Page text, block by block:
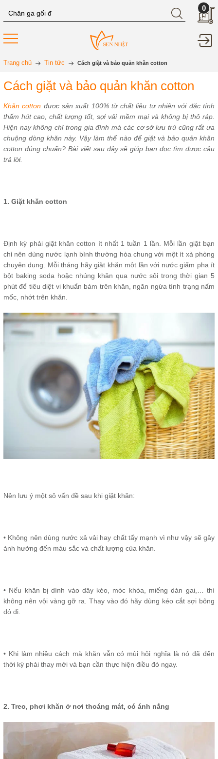
0
Trang chủ Tin tức Cách giặt và bảo quản khăn cotton
Cách giặt và bảo quản khăn cotton
Khăn cotton được sản xuất 100% từ chất liệu tự nhiên với đặc tính
thấm hút cao, chất lượng tốt, sợi vải mềm mại và không bị thô ráp.
Hiện nay không chỉ trong gia đình mà các cơ sở lưu trú cũng rất ưa
chuộng dòng khăn này. Vậy làm thế nào để giặt và bảo quản khăn
cotton đúng chuẩn? Bài viết sau đây sẽ giúp bạn đọc tìm được câu
trả lời.
1. Giặt khăn cotton
Định kỳ phải giặt khăn cotton ít nhất 1 tuần 1 lần. Mỗi lần giặt bạn
chỉ nên dùng nước lạnh bình thường hòa chung với một ít xà phòng
chuyên dụng. Mỗi tháng hãy giặt khăn một lần với nước giấm pha ít
bột baking soda hoặc nhúng khăn qua nước sôi trong thời gian 5
phút để tiêu diệt vi khuẩn bám trên khăn, ngăn ngừa tình trạng nấm
mốc, nhớt trên khăn.
Nên lưu ý một sô vấn đề sau khi giặt khăn:
• Không nên dùng nước xả vải hay chất tẩy mạnh vì như vậy sẽ gây
ảnh hưởng đến màu sắc và chất lượng của khăn.
• Nếu khăn bị dính vào dây kéo, móc khóa, miếng dán gai,… thì
không nên vội vàng gỡ ra. Thay vào đó hãy dùng kéo cắt sợi bông
đó đi.
• Khi làm nhiều cách mà khăn vẫn có mùi hôi nghĩa là nó đã đến
thời kỳ phải thay mới và bạn cần thực hiện điều đó ngay.
2. Treo, phơi khăn ở nơi thoáng mát, có ánh nắng